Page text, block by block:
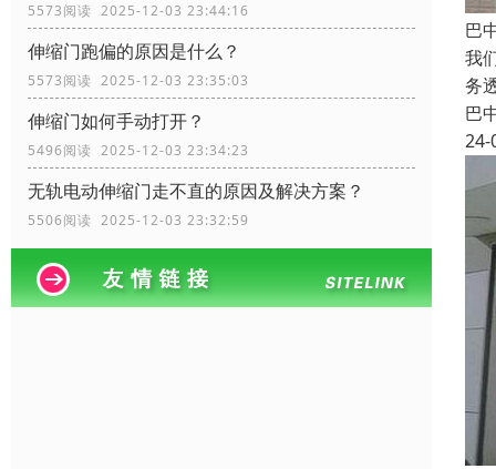
5573阅读 2025-12-03 23:44:16
伸缩门跑偏的原因是什么？
5573阅读 2025-12-03 23:35:03
伸缩门如何手动打开？
5496阅读 2025-12-03 23:34:23
无轨电动伸缩门走不直的原因及解决方案？
5506阅读 2025-12-03 23:32:59
巴
我
务
巴
24-